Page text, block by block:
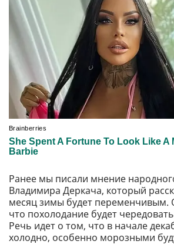
Ранее мы писали мнение
Владимира Деркача, который
месяц зимы будет переменчивым.
что похолодание будет
Речь идет о том, что в начале
холодно, особенно морозными